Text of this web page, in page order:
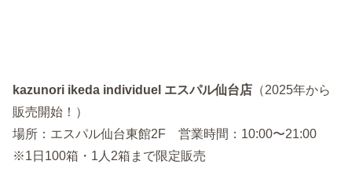
kazunori ikeda individuel エスパル仙台店 （2025年から
販売開始！）
場所：エスパル仙台東館2F 営業時間：10:00〜21:00
※1日100箱・1人2箱まで限定販売